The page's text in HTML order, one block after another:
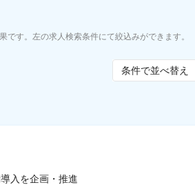
す。左の求人検索条件にて絞込みができます。
条件で並べ替え
入を企画・推進